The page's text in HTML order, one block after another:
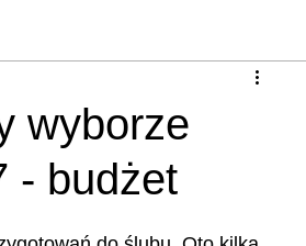
wyborze
- budżet